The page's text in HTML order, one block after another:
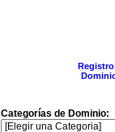
Categorías de Dominio: